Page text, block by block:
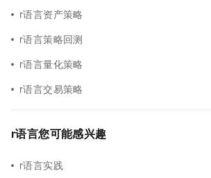
r语言资产策略
r语言策略回测
r语言量化策略
r语言交易策略
r语言您可能感兴趣
r语言实践